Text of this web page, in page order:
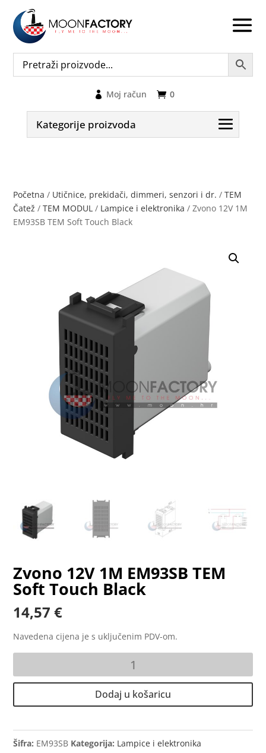
0
Moj račun
Kategorije proizvoda
Početna / Utičnice, prekidači, dimmeri, senzori i dr. /TEM
Čatež /TEM MODUL / Lampice i elektronika / Zvono 12V 1M
EM93SB TEM Soft Touch Black
Zvono 12V 1M EM93SB TEM
Soft Touch Black
14,57€
Navedena cijena je s uključenim PDV-om.
1M
Soft
Touch
Dodaj u košaricu
Šifra: EM93SB Kategorija: Lampice i elektronika